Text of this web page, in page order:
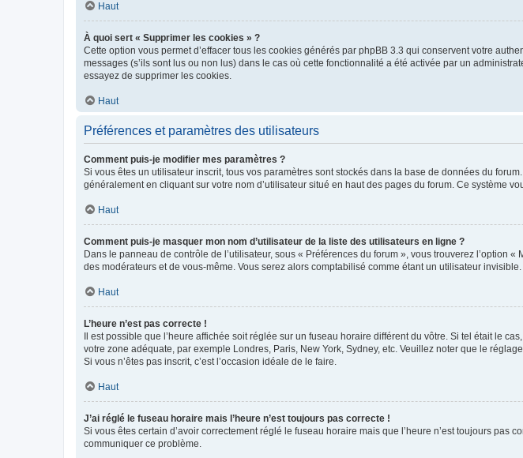
Haut
À quoi sert « Supprimer les cookies » ?
Cette option vous permet d’effacer tous les cookies générés par phpBB 3.3 qui conservent votre
messages (s’ils sont lus ou non lus) dans le cas où cette fonctionnalité a été activée par un
essayez de supprimer les cookies.
Haut
Préférences et paramètres des utilisateurs
Comment puis-je modifier mes paramètres ?
Si vous êtes un utilisateur inscrit, tous vos paramètres sont stockés dans la base de données du
généralement en cliquant sur votre nom d’utilisateur situé en haut des pages du forum. Ce système
Haut
Comment puis-je masquer mon nom d’utilisateur de la liste des utilisateurs en ligne ?
Dans le panneau de contrôle de l’utilisateur, sous « Préférences du forum », vous trouverez
des modérateurs et de vous-même. Vous serez alors comptabilisé comme étant un utilisateur invisible.
Haut
L’heure n’est pas correcte !
Il est possible que l’heure affichée soit réglée sur un fuseau horaire différent du vôtre. Si tel était le
votre zone adéquate, par exemple Londres, Paris, New York, Sydney, etc. Veuillez noter que le
Si vous n’êtes pas inscrit, c’est l’occasion idéale de le faire.
Haut
J’ai réglé le fuseau horaire mais l’heure n’est toujours pas correcte !
Si vous êtes certain d’avoir correctement réglé le fuseau horaire mais que l’heure n’est toujours
communiquer ce problème.